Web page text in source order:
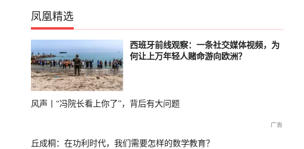
凤凰精选
西班牙前线观察：一条社交媒体视频，为
何让上万年轻人赌命游向欧洲？
风声丨“冯院长看上你了”，背后有大问题
丘成桐：在功利时代，我们需要怎样的数学教育？
轮播中